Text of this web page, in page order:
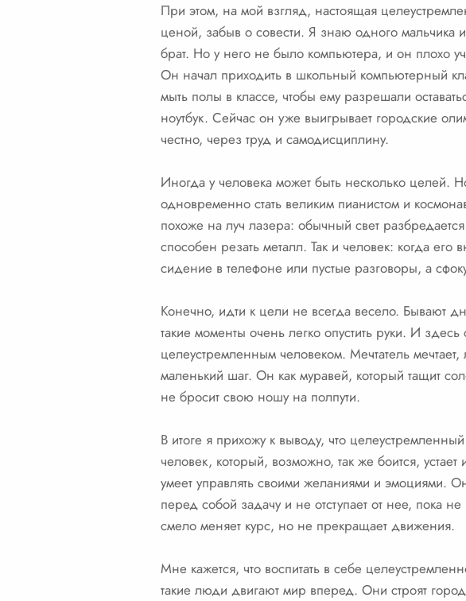
При этом, на мой взгляд, настоящая
ценой, забыв о совести. Я знаю одного мальчика
брат. Но у него не было компьютера, и он плохо
Он начал приходить в школьный компьютерный
мыть полы в классе, чтобы ему разрешали
ноутбук. Сейчас он уже выигрывает городские
честно, через труд и самодисциплину.
Иногда у человека может быть несколько целей.
одновременно стать великим пианистом и
похоже на луч лазера: обычный свет
способен резать металл. Так и человек: когда
сидение в телефоне или пустые разговоры, а
Конечно, идти к цели не всегда весело. Бывают
такие моменты очень легко опустить руки. И
целеустремленным человеком. Мечтатель
маленький шаг. Он как муравей, который тащит
не бросит свою ношу на полпути.
В итоге я прихожу к выводу, что
человек, который, возможно, так же боится,
умеет управлять своими желаниями и эмоциями.
перед собой задачу и не отступает от нее, пока
смело меняет курс, но не прекращает движения.
Мне кажется, что воспитать в себе
такие люди двигают мир вперед. Они строят